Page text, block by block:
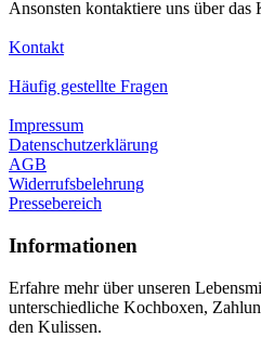
Ansonsten kontaktiere uns über das
Kontakt
Häufig gestellte Fragen
Impressum
Datenschutzerklärung
AGB
Widerrufsbelehrung
Pressebereich
Informationen
Erfahre mehr über unseren
unterschiedliche Kochboxen,
den Kulissen.